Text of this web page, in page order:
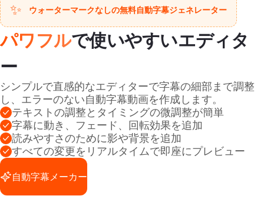
✨ ウォーターマークなしの無料自動字幕ジェネレーター
パワフルで使いやすいエディタ
ー
シンプルで直感的なエディターで字幕の細部まで調整
し、エラーのない自動字幕動画を作成します。
テキストの調整とタイミングの微調整が簡単
字幕に動き、フェード、回転効果を追加
読みやすさのために影や背景を追加
すべての変更をリアルタイムで即座にプレビュー
自動字幕メーカー